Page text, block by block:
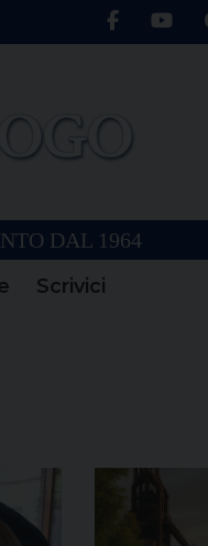
DAL 1964
Scrivici